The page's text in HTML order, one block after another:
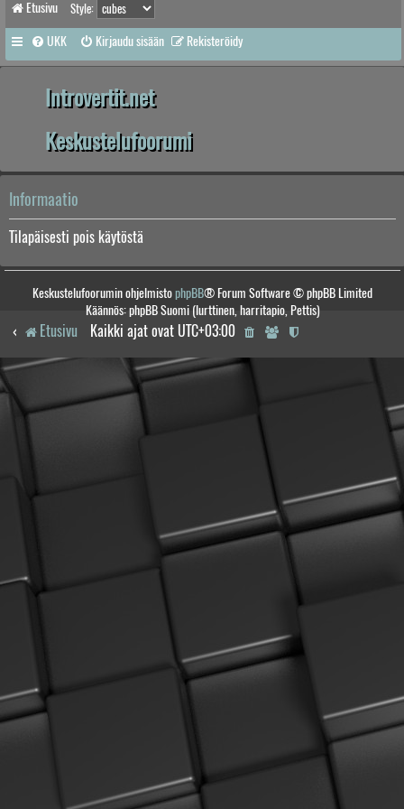
Etusivu Style:
UKK Kirjaudu sisään Rekisteröidy
Introvertit.net
Keskustelufoorumi
Informaatio
Tilapäisesti pois käytöstä
Keskustelufoorumin ohjelmistophpBB® Forum Software © phpBB Limited
Käännös: phpBB Suomi (lurttinen, harritapio, Pettis)
Etusivu Kaikki ajat ovat UTC+03:00